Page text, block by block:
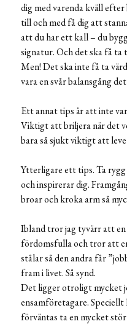
dig med varenda kväll
till och med få dig att
att du har ett kall – du
signatur. Och det ska få ta
Men! Det ska inte få ta
vara en svår balansgång
Ett annat tips är att inte
Viktigt att briljera när det
bara så sjukt viktigt att
Ytterligare ett tips. Ta
och inspirerar dig.
broar och kroka arm så
Ibland tror jag tyvärr att en
fördomsfulla och tror att
stålar så den andra får
fram i livet. Så synd.
Det ligger otroligt mycket
ensamföretagare.
förväntas ta en mycket